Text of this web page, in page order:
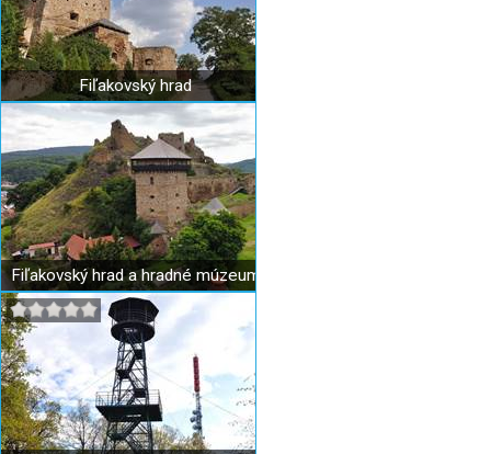
Fiľakovský hrad
Fiľakovský hrad a hradné múzeum